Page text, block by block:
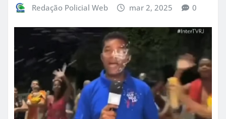
Redação Policial Web mar 2, 2025 0